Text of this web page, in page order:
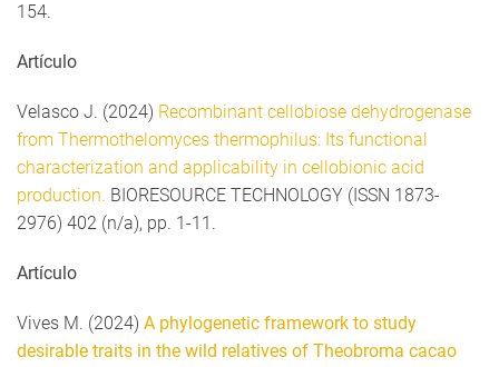
154.
Artículo
Velasco J. (2024) Recombinant cellobiose dehydrogenase
from Thermothelomyces thermophilus: Its functional
characterization and applicability in cellobionic acid
production. BIORESOURCE TECHNOLOGY (ISSN 1873-
2976) 402 (n/a), pp. 1-11.
Artículo
Vives M. (2024) A phylogenetic framework to study
desirable traits in the wild relatives of Theobroma cacao